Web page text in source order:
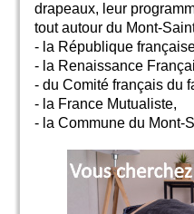
drapeaux, leur
tout autour du Mont-
- la République
- la Renaissance
- du Comité français du
- la France Mutualiste,
- la Commune du Mont-